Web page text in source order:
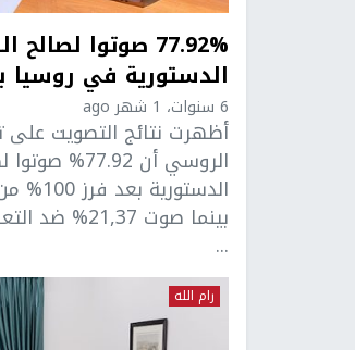
77.92% صوتوا
الدستورية في روسيا بعد
6 سنوات، 1 شهر ago
أظهرت نتائج التصويت على
الروسي أن
بينما صوت
...
رام الله